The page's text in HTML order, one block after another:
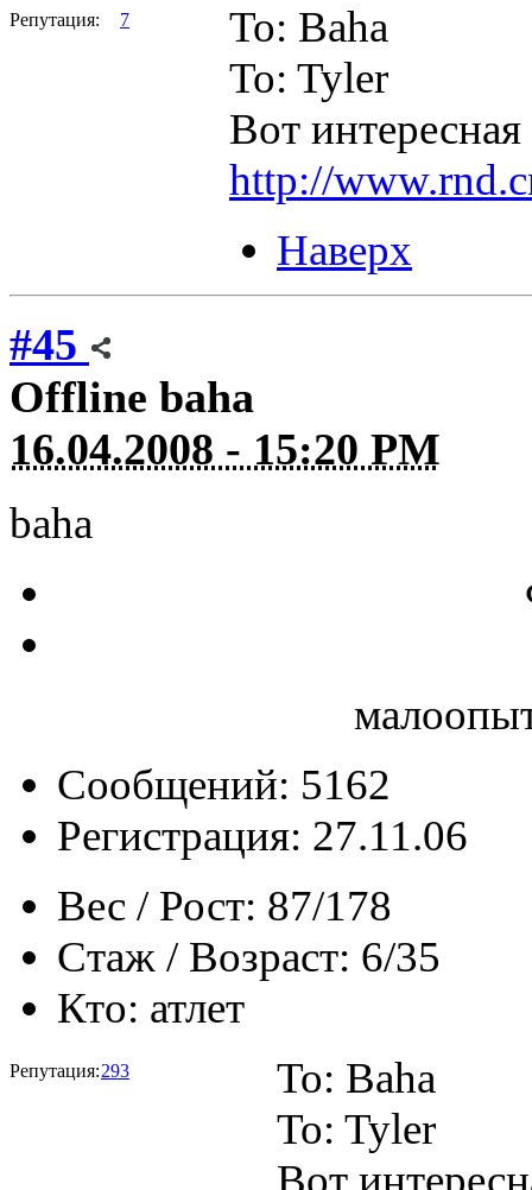
Репутация: 7
To: Baha
To: Tyler
Вот
http://
Наверх
#45
Offline baha
16.04.2008 - 15:20 PM
baha
Сообщений: 5162
Регистрация: 27.11.06
Вес / Рост: 87/178
Стаж / Возраст: 6/35
Кто: атлет
Репутация:293
To: Baha
To: Tyler
Вот